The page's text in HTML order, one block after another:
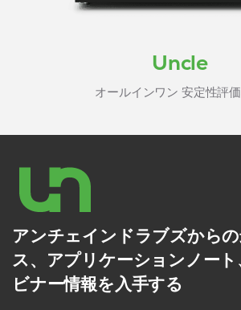
Uncle
オールインワン 安定性評
アンチェインドラブズから
ス、アプリケーションノー
ビナー情報を入手する